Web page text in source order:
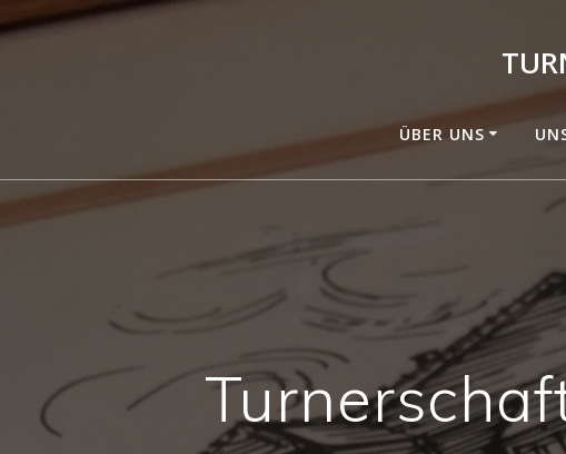
Zum
Inhalt
ÜBER UNS